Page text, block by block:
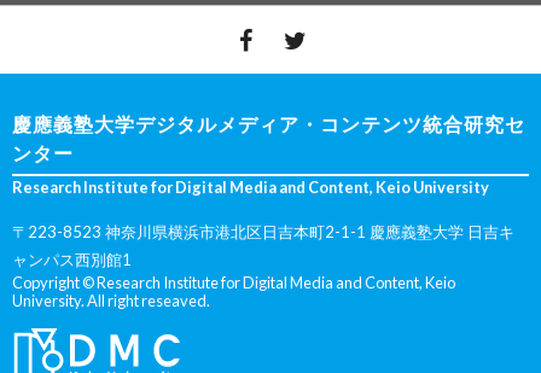
慶應義塾大学デジタルメディア・コンテンツ統合研究セ
ンター
Research Institute for Digital Media and Content, Keio University
〒223-8523 神奈川県横浜市港北区日吉本町2-1-1 慶應義塾大学 日吉キ
ャンパス西別館1
Copyright © Research Institute for Digital Media and Content, Keio
University. All right reseaved.